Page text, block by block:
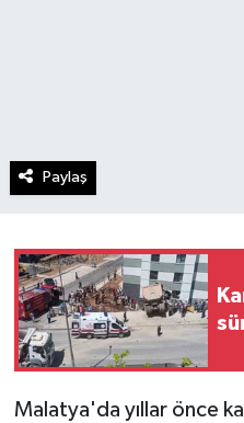
Paylaş
Malatya'da yıllar önce